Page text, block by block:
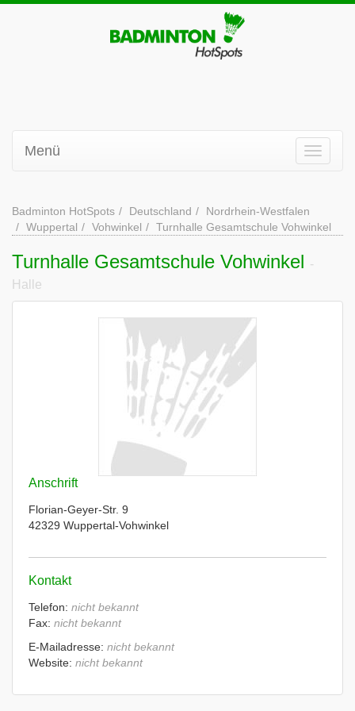
Menü
Badminton HotSpots Deutschland
Nordrhein-Westfalen
Wuppertal
Vohwinkel Turnhalle Gesamtschule Vohwinkel
Turnhalle Gesamtschule Vohwinkel -
Halle
Anschrift
Florian-Geyer-Str. 9
42329 Wuppertal-Vohwinkel
Kontakt
Telefon: nicht bekannt
Fax: nicht bekannt
E-Mailadresse: nicht bekannt
Website: nicht bekannt